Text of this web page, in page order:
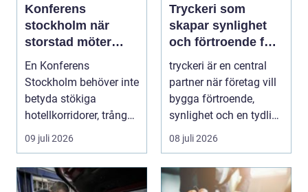
Konferens
stockholm när
storstad möter
rofylld landsbygd
En Konferens
Stockholm behöver inte
betyda stökiga
hotellkorridorer, trånga
mötesrum och brus
från c...
09 juli 2026
Tryckeri som
skapar synlighet
och förtroende för
ditt företag
tryckeri är en central
partner när företag vill
bygga förtroende,
synlighet och en tydlig
profil i a...
08 juli 2026